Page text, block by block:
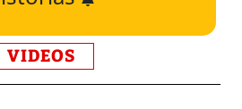
VIDEOS